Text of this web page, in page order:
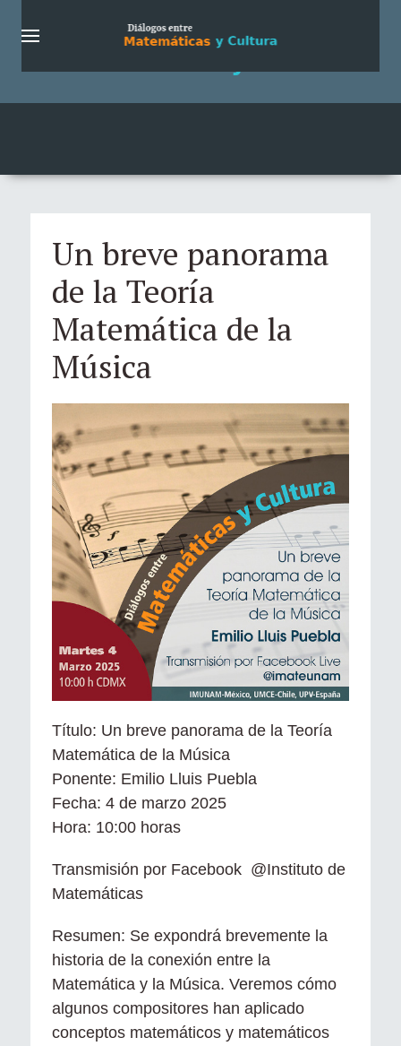
Un breve panorama
de la Teoría
Matemática de la
Música
Título: Un breve panorama de la Teoría
Matemática de la Música
Ponente: Emilio Lluis Puebla
Fecha: 4 de marzo 2025
Hora: 10:00 horas
Transmisión por Facebook @Instituto de
Matemáticas
Resumen: Se expondrá brevemente la
historia de la conexión entre la
Matemática y la Música. Veremos cómo
algunos compositores han aplicado
conceptos matemáticos y matemáticos